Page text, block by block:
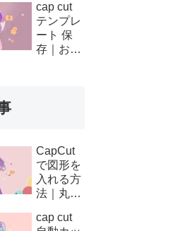
チャンネ
ルの収
益・支払
い履歴が
cap cut
テンプレ
ート 保
存｜お気
CapCut
で図形を
入れる方
法｜丸・
角の使い
cap cut